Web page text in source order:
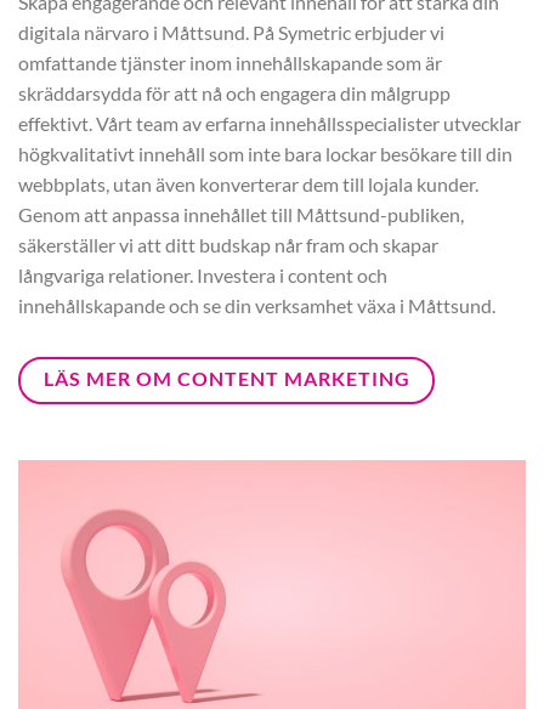
digitala närvaro i Måttsund. På Symetric erbjuder vi
omfattande tjänster inom innehållskapande som är
skräddarsydda för att nå och engagera din målgrupp
effektivt. Vårt team av erfarna innehållsspecialister utvecklar
högkvalitativt innehåll som inte bara lockar besökare till din
webbplats, utan även konverterar dem till lojala kunder.
Genom att anpassa innehållet till Måttsund-publiken,
säkerställer vi att ditt budskap når fram och skapar
långvariga relationer. Investera i content och
innehållskapande och se din verksamhet växa i Måttsund.
LÄS MER OM CONTENT MARKETING